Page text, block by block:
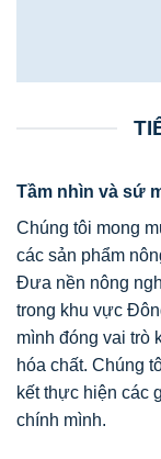
Tầm nhìn và sứ
Chúng tôi mong
các sản phẩm
Đưa nền nông
trong khu vực
mình đóng vai trò
hóa chất. Chúng
kết thực hiện các
chính mình.